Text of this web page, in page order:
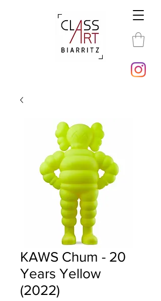
KAWS Chum - 20
Years Yellow
(2022)